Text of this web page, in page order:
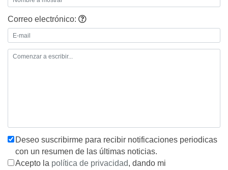
Correo electrónico:
Deseo suscribirme para recibir notificaciones periodicas
con un resumen de las últimas noticias.
Acepto la política de privacidad, dando mi